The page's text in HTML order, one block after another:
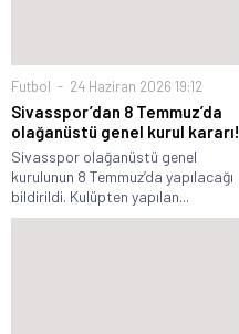
Futbol 24 Haziran 2026 19:12
Sivasspor’dan 8 Temmuz’da
olağanüstü genel kurul kararı!
Sivasspor olağanüstü genel
kurulunun 8 Temmuz’da yapılacağı
bildirildi. Kulüpten yapılan...